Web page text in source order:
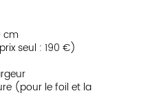
cm
seul : 190 €)
(pour le foil et la